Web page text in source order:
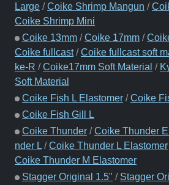
Large /Coike Shrimp Mangun /
Coike Shrimp Mini
Coike 13mm /Coike 17mm /
Coike fullcast/Coike fullcast soft
ke-R /Coike17mm Soft Material /
Soft Material
Coike Fish L Elastomer /Coike
Coike Fish Gill L
Coike Thunder /Coike Thunder
nder L /Coike Thunder L Elastomer
Coike Thunder M Elastomer
Stagger Original 1.5" / Stagger